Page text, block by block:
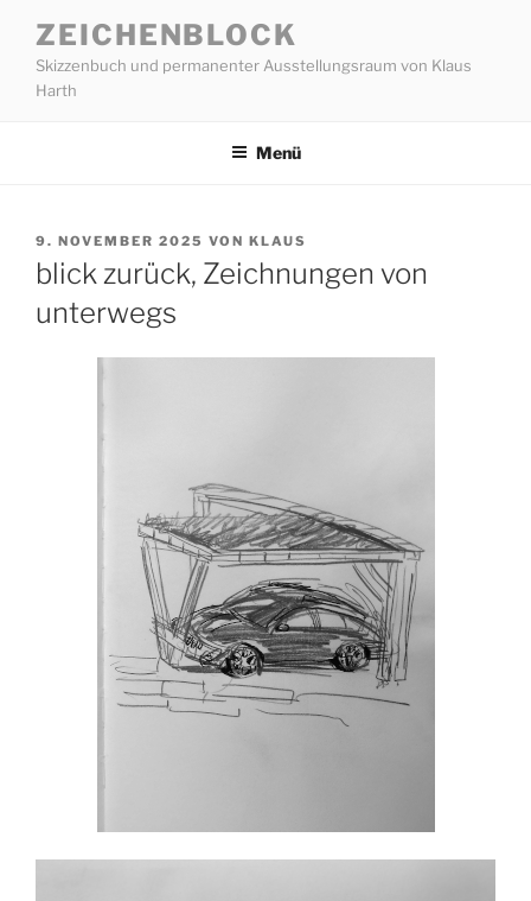
Inhalt
springen
ZEICHENBLOCK
Skizzenbuch und permanenter Ausstellungsraum von Klaus
Harth
Menü
VERÖFFENTLICHT
AM
9. NOVEMBER 2025 VON KLAUS
blick zurück, Zeichnungen von
unterwegs